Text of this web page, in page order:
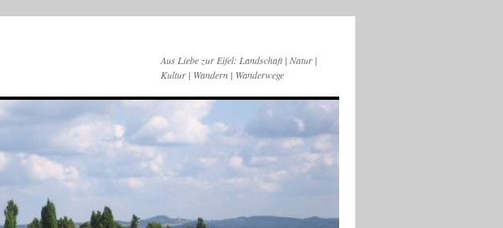
Aus Liebe zur Eifel: Landschaft | Natur |
Kultur | Wandern | Wanderwege